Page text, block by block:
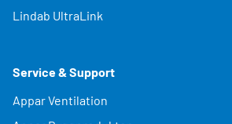
Lindab UltraLink
Service & Support
Appar Ventilation